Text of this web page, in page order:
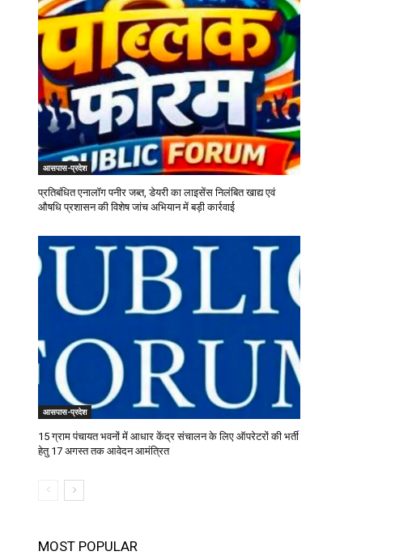
आसपास-प्रदेश
प्रतिबंधित एनालॉग पनीर जब्त, डेयरी का लाइसेंस निलंबित खाद्य एवं
औषधि प्रशासन की विशेष जांच अभियान में बड़ी कार्रवाई
आसपास-प्रदेश
15 ग्राम पंचायत भवनों में आधार केंद्र संचालन के लिए ऑपरेटरों की भर्ती
हेतु 17 अगस्त तक आवेदन आमंत्रित
MOST POPULAR